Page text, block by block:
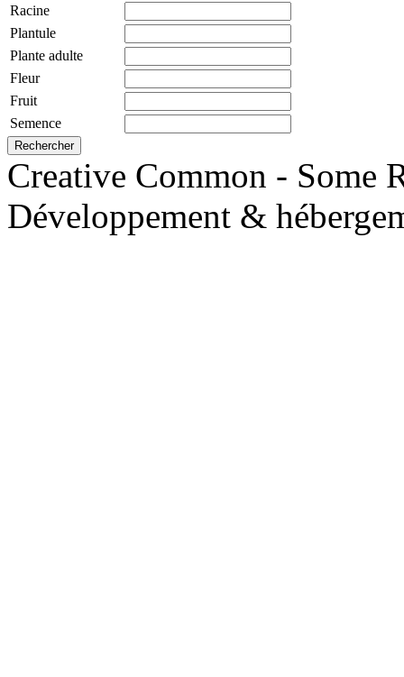
Racine
Plantule
Plante adulte
Fleur
Fruit
Semence
Creative Common - Some
Développement &